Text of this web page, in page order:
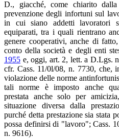
D., giacché, come chiarito
prevenzione degli infortuni sul
in cui siano addetti lavoratori
equiparati, tra i quali rientrano
genere cooperativi, anche di
conto della società e degli enti
1955 e, oggi, art. 2, lett. a D.Lgs.
cfr. Cass. 11/0l/08, n. 7730, che,
violazione delle norme
tali norme è imposto anche
prestata anche solo per
situazione diversa dalla
purché detta prestazione sia stata
possa definirsi di "lavoro"; Cass.
n. 9616).